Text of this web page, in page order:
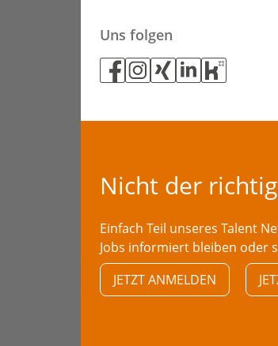
Uns folgen
Nicht der
Einfach Teil unseres Talent
Jobs informiert bleiben oder
JETZT ANMELDEN